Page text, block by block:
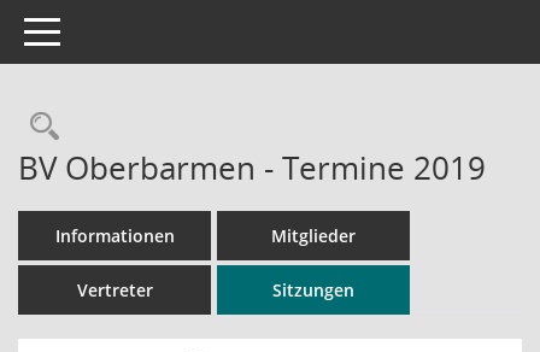
Toggle navigation
Rechercheauswahl
BV Oberbarmen - Termine 2019
Informationen Mitglieder
Vertreter Sitzungen